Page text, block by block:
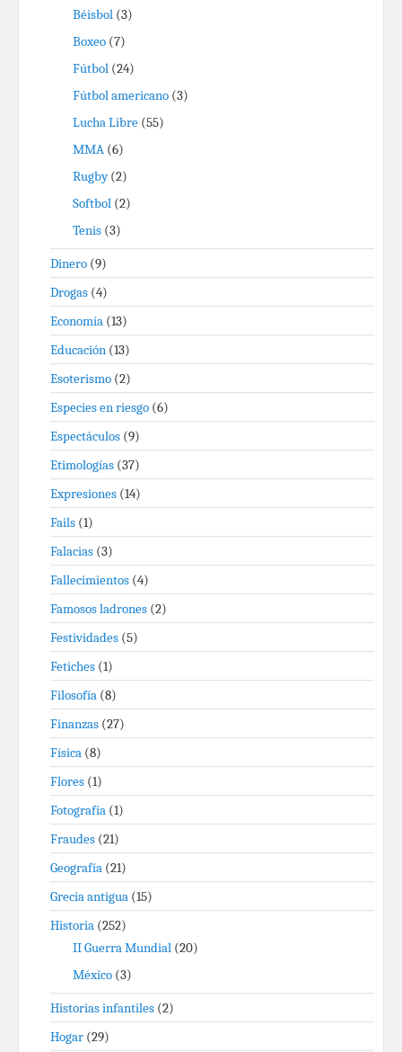
Béisbol (3)
Boxeo (7)
Fútbol (24)
Fútbol americano (3)
Lucha Libre (55)
MMA (6)
Rugby(2)
Softbol (2)
Tenis (3)
Dinero (9)
Drogas (4)
Economía (13)
Educación (13)
Esoterismo (2)
Especies en riesgo (6)
Espectáculos (9)
Etimologías (37)
Expresiones (14)
Fails (1)
Falacias (3)
Fallecimientos (4)
Famosos ladrones (2)
Festividades (5)
Fetiches (1)
Filosofía (8)
Finanzas (27)
Física (8)
Flores (1)
Fotografía (1)
Fraudes (21)
Geografía (21)
Grecia antigua (15)
Historia (252)
II Guerra Mundial (20)
México (3)
Historias infantiles (2)
Hogar (29)